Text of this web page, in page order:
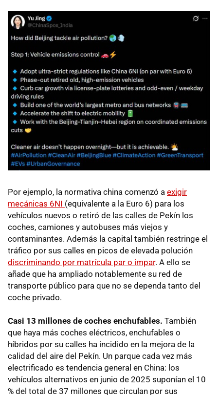
Por ejemplo, la normativa china comenzó a exigir
mecánicas 6NI (equivalente a la Euro 6) para los
vehículos nuevos o retiró de las calles de Pekín los
coches, camiones y autobuses más viejos y
contaminantes. Además la capital también restringe el
tráfico por sus calles en picos de elevada polución
discriminando por matrícula par o impar. A ello se
añade que ha ampliado notablemente su red de
transporte público para que no se dependa tanto del
coche privado.
Casi 13 millones de coches enchufables. También
que haya más coches eléctricos, enchufables o
híbridos por su calles ha incidido en la mejora de la
calidad del aire del Pekín. Un parque cada vez más
electrificado es tendencia general en China: los
vehículos alternativos en junio de 2025 suponían el 10
% del total de 37 millones que circulan por sus